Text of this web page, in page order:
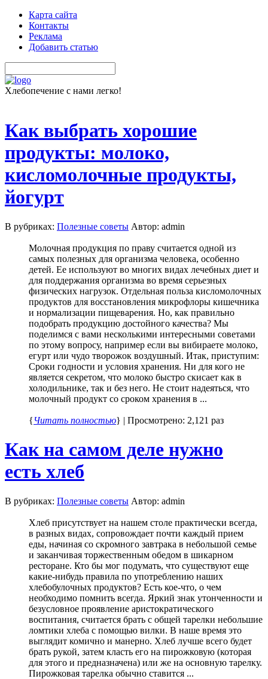
Карта сайта
Контакты
Реклама
Добавить статью
Хлебопечение с нами легко!
Как выбрать хорошие
продукты: молоко,
кисломолочные продукты,
йогурт
В рубриках: Полезные советы Автор: admin
Молочная продукция по праву считается одной из
самых полезных для организма человека, особенно
детей. Ее используют во многих видах лечебных диет и
для поддержания организма во время серьезных
физических нагрузок. Отдельная польза кисломолочных
продуктов для восстановления микрофлоры кишечника
и нормализации пищеварения. Но, как правильно
подобрать продукцию достойного качества? Мы
поделимся с вами несколькими интересными советами
по этому вопросу, например если вы вибираете молоко,
егурт или чудо творожок воздушный. Итак, приступим:
Сроки годности и условия хранения. Ни для кого не
является секретом, что молоко быстро скисает как в
холодильнике, так и без него. Не стоит надеяться, что
молочный продукт со сроком хранения в ...
{Читать полностью} | Просмотрено: 2,121 раз
Как на самом деле нужно
есть хлеб
В рубриках: Полезные советы Автор: admin
Хлеб присутствует на нашем столе практически всегда,
в разных видах, сопровождает почти каждый прием
еды, начиная со скромного завтрака в небольшой семье
и заканчивая торжественным обедом в шикарном
ресторане. Кто бы мог подумать, что существуют еще
какие-нибудь правила по употреблению наших
хлебобулочных продуктов? Есть кое-что, о чем
необходимо помнить всегда. Яркий знак утонченности и
безусловное проявление аристократического
воспитания, считается брать с общей тарелки небольшие
ломтики хлеба с помощью вилки. В наше время это
выглядит комично и манерно. Хлеб лучше всего будет
брать рукой, затем класть его на пирожковую (которая
для этого и предназначена) или же на основную тарелку.
Пирожковая тарелка обычно ставится ...